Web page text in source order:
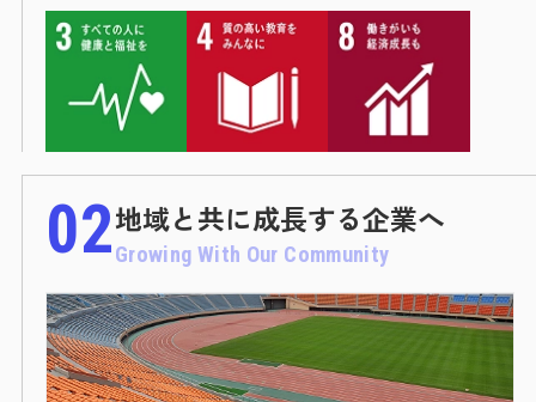
02地域と共に成長する企業へ
Growing With Our Community